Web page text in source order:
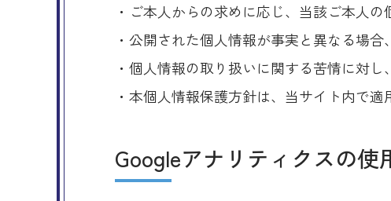
・ご本人からの求めに応じ、当該ご本人の
・公開された個人情報が事実と異なる場合
・個人情報の取り扱いに関する苦情に対し
・本個人情報保護方針は、当サイト内で適
Googleアナリティクスの使